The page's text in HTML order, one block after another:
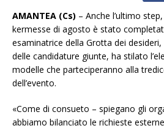
AMANTEA (Cs) – Anche l’ultimo
kermesse di agosto è stato
esaminatrice della Grotta dei desideri,
delle candidature giunte, ha stilato
modelle che parteciperanno alla
dell’evento.
«Come di consueto – spiegano gli
abbiamo bilanciato le richieste